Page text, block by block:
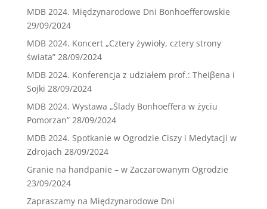
MDB 2024. Międzynarodowe Dni Bonhoefferowskie
29/09/2024
MDB 2024. Koncert „Cztery żywioły, cztery strony
świata” 28/09/2024
MDB 2024. Konferencja z udziałem prof.: Theiβena i
Sojki 28/09/2024
MDB 2024. Wystawa „Ślady Bonhoeffera w życiu
Pomorzan” 28/09/2024
MDB 2024. Spotkanie w Ogrodzie Ciszy i Medytacji w
Zdrojach 28/09/2024
Granie na handpanie – w Zaczarowanym Ogrodzie
23/09/2024
Zapraszamy na Międzynarodowe Dni